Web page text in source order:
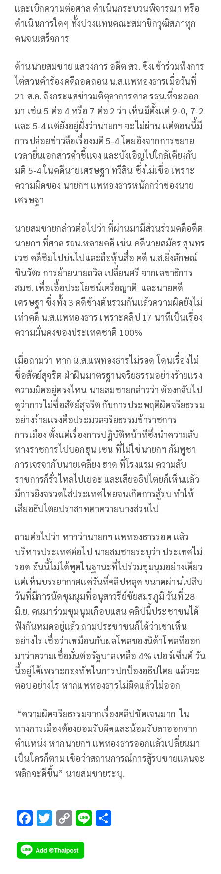
และเบิกความต่อศาล ดำเนินกระบวนพิจารณา หรือ
ดำเนินการใดๆ ทั้งปวงแทนคณะสมาชิกวุฒิสภาทุก
คนจนเสร็จการ
ด้านนายสมชาย แสวงการ อดีต สว. ซึ่งเข้าร่วมฟังการ
ไต่สวนคำร้องคดีถอดถอน น.ส.แพทองธารเมื่อวันที่
21 ส.ค. ถึงกระแสข่าวมติตุลาการศาล รธน.ที่จะออก
มา เช่น 5 ต่อ 4 หรือ 7 ต่อ 2 ว่า เห็นมีตั้งแต่ 9-0, 7-2
และ 5-4 แต่ยังอยู่ฝั่งว่านายกฯ จะไม่ผ่าน แต่ตอนนี้มี
การปล่อยข่าวลือเรื่องมติ 5-4 โดยอิงจากการขยาย
เวลายื่นเอกสารคำชี้แจง และบังเอิญไปใกล้เคียงกับ
มติ 5-4 ในคดีนายเศรษฐา ทวีสิน ซึ่งไม่เชื่อ เพราะ
ความผิดของ นายกฯ แพทองธารหนักกว่าของนาย
เศรษฐา
นายสมชายกล่าวต่อไปว่า ที่ผ่านมามีส่วนร่วมคดีอดีต
นายกฯ ที่ศาล รธน.หลายคดี เช่น คดีนายสมัคร สุนทร
เวช คดีชิมไปบ่นไปและถือหุ้นสื่อ คดี น.ส.ยิ่งลักษณ์
ชินวัตร การย้ายนายถวิล เปลี่ยนศรี จากเลขาธิการ
สมช. เพื่อเอื้อประโยชน์เครือญาติ และนายคดี
เศรษฐา ซึ่งทั้ง 3 คดีข้างต้นรวมกันแล้วความผิดยังไม่
เท่าคดี น.ส.แพทองธาร เพราะคลิป 17 นาทีเป็นเรื่อง
ความมั่นคงของประเทศชาติ 100%
เมื่อถามว่า หาก น.ส.แพทองธารไม่รอด โดนเรื่องไม่
ซื่อสัตย์สุจริต ฝ่าฝืนมาตรฐานจริยธรรมอย่างร้ายแรง
ความผิดอยู่ตรงไหน นายสมชายกล่าวว่า ต้องกลับไป
ดูว่าการไม่ซื่อสัตย์สุจริต กับการประพฤติผิดจริยธรรม
อย่างร้ายแรงคือประมวลจริยธรรมข้าราชการ
การเมือง ตั้งแต่เรื่องการปฏิบัติหน้าที่ซึ่งนำความลับ
ทางราชการไปบอกฮุน เซน ที่ไม่ใช่นายกฯ กัมพูชา
การเจรจากับนายเคลียง ฮวด ที่โรงแรม ความลับ
ราชการก็รั่วไหลไปเยอะ และเสียอธิปไตยก็เห็นแล้ว
มีการยิงจรวดใส่ประเทศไทยจนเกิดการสู้รบ ทำให้
เสียอธิปไตยปราสาทตาควายบางส่วนไป
ถามต่อไปว่า หากว่านายกฯ แพทองธารรอด แล้ว
บริหารประเทศต่อไป นายสมชายระบุว่า ประเทศไม่
รอด อันนี้ไม่ได้พูดในฐานะที่ไปร่วมชุมนุมอย่างเดียว
แต่เห็นบรรยากาศแค่วันที่คลิปหลุด ขนาดผ่านไปสิบ
วันที่มีการนัดชุมนุมที่อนุสาวรีย์ชัยสมรภูมิ วันที่ 28
มิ.ย. คนมาร่วมชุมนุมเกือบแสน คลิปนี้ประชาชนได้
ฟังกันหมดอยู่แล้ว ถามประชาชนก็ได้ว่าเขาเห็น
อย่างไร เชื่อว่าเหมือนกับผลโพลของนิด้าโพลที่ออก
มาว่าความเชื่อมั่นต่อรัฐบาลเหลือ 4% เปอร์เซ็นต์ วัน
นี้อยู่ได้เพราะกองทัพในการปกป้องอธิปไตย แล้วจะ
ตอบอย่างไร หากแพทองธารไม่ผิดแล้วไม่ออก
“ความผิดจริยธรรมจากเรื่องคลิปชัดเจนมาก ใน
ทางการเมืองต้องยอมรับผิดและน้อมรับลาออกจาก
ตำแหน่ง หากนายกฯ แพทองธารออกแล้วเปลี่ยนมา
เป็นใครก็ตาม เชื่อว่าสถานการณ์การสู้รบชายแดนจะ
พลิกจะดีขึ้น” นายสมชายระบุ.
F
e
b
T
tt
er
C
p
y
Li